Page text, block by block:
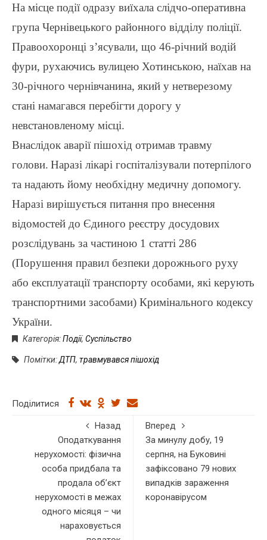
На місце події одразу виїхала слідчо-оперативна
група Чернівецького районного відділу поліції.
Правоохоронці з’ясували, що 46-річний водій
фури, рухаючись вулицею Хотинською, наїхав на
30-річного чернівчанина, який у нетверезому
стані намагався перебігти дорогу у
невстановленому місці.
Внаслідок аварії пішохід отримав травму
голови. Наразі лікарі госпіталізували потерпілого
та надають йому необхідну медичну допомогу.
Наразі вирішується питання про внесення
відомостей до Єдиного реєстру досудових
розслідувань за частиною 1 статті 286
(Порушення правил безпеки дорожнього руху
або експлуатації транспорту особами, які керують
транспортними засобами) Кримінального кодексу
України.
Категорія:Події, Суспільство
Помітки:ДТП, травмувався пішохід
Поділитися
Назад
Оподаткування
нерухомості: фізична
особа придбала та
продала об’єкт
нерухомості в межах
одного місяця – чи
нараховується
Вперед
За минулу добу, 19
серпня, на Буковині
зафіксовано 79 нових
випадків зараження
коронавірусом